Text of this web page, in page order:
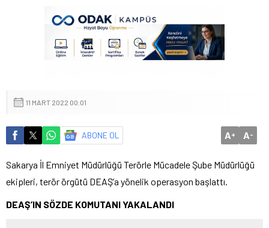
11 MART 2022 00:01
ABONE OL A+ A-
Sakarya İl Emniyet Müdürlüğü Terörle Mücadele Şube Müdürlüğü
ekipleri, terör örgütü DEAŞ’a yönelik operasyon başlattı.
DEAŞ’IN SÖZDE KOMUTANI YAKALANDI